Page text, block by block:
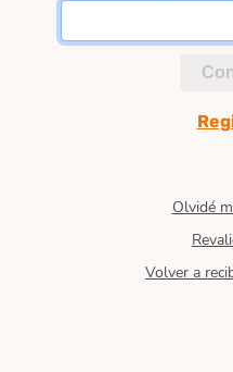
Olvidé
Volver a